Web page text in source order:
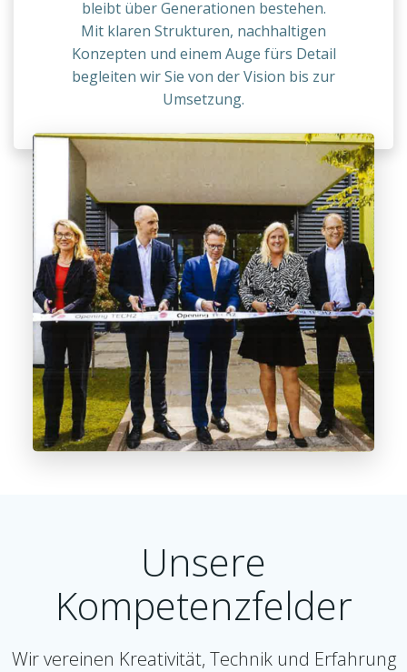
bleibt über Generationen bestehen.
Mit klaren Strukturen, nachhaltigen
Konzepten und einem Auge fürs Detail
begleiten wir Sie von der Vision bis zur
Umsetzung.
Unsere
Kompetenzfelder
Wir vereinen Kreativität, Technik und Erfahrung